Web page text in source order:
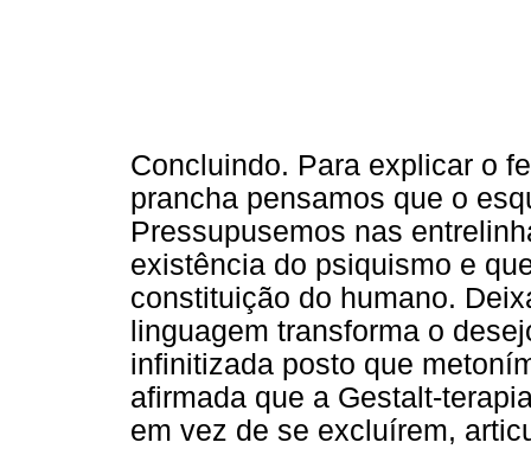
Concluindo. Para explicar o
prancha pensamos que o
Pressupusemos nas
existência do psiquismo e
constituição do humano.
linguagem transforma o
infinitizada posto que
afirmada que a Gestalt-
em vez de se excluírem,